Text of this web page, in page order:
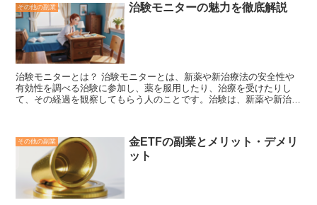
て、釣りは副業としても優れています。というのは、釣った魚を販売
したり、釣りのノウハウを活かして釣り教室を開いたりすることで、
収入を得ることができるからです。 釣った魚を販売するには、市場
や魚屋に持ち込むか、インターネットで販売する方法があります。釣
り教室を開くには、自宅や公園など、釣りができる場所を確保し、釣
り具や餌を用意する必要があります。 釣りの副業は、自然の中で過
ごすことが好きな人、運動をしたい人、食費を節約したい人、そして
副業として収入を得たい人にはおすすめです。
その他の副業 治験モニターの魅力を徹底解説
治験モニターとは？ 治験モニターとは、 新薬や新治療法の安全性や
有効性を調べる治験に参加し、薬を服用したり、治療を受けたりし
て、その経過を観察してもらう人のことです。治験は、新薬や新治療
は、一定の条件を満たす必要があります。一般的には、
健康状態が良好で、治験に参加する意思がある人 が対象となります。
また、治験の内容によっては、特定の疾患を患っている人や、特定の
薬を服用している人など、参加条件が異なる場合があります。
その他の副業
金ETFの副業とメリット・デメリ
ット